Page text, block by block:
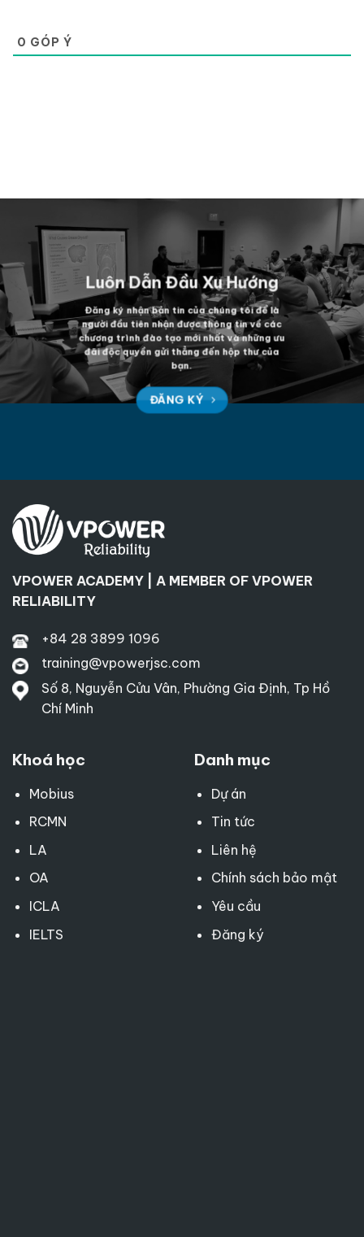
0 GÓP Ý
Luôn Dẫn Đầu Xu Hướng
Đăng ký nhận bản tin của chúng tôi để là
người đầu tiên nhận được thông tin về các
chương trình đào tạo mới nhất và những ưu
đãi độc quyền gửi thẳng đến hộp thư của
bạn.
ĐĂNG KÝ
VPOWER ACADEMY | A MEMBER OF VPOWER
RELIABILITY
+84 28 3899 1096
training@vpowerjsc.com
Số 8, Nguyễn Cửu Vân, Phường Gia Định, Tp Hồ
Chí Minh
Khoá học
Mobius
RCMN
LA
OA
ICLA
IELTS
Danh mục
Dự án
Tin tức
Liên hệ
Chính sách bảo mật
Yêu cầu
Đăng ký